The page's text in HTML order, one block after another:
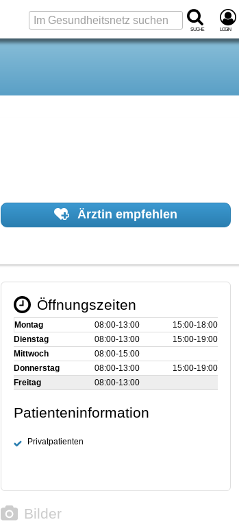
Suche Login
Ärztin empfehlen
Öffnungszeiten
Montag 08:00‑13:00
15:00‑18:00
Dienstag
08:00‑13:00
15:00‑19:00
Mittwoch
08:00‑15:00
Donnerstag
08:00‑13:00
15:00‑19:00
Freitag
08:00‑13:00
Patienteninformation
Privatpatienten
Bilder